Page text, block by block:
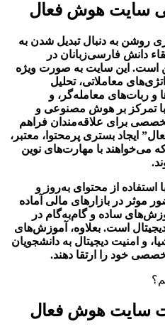
سایت هوش فعال
روشن به دنبال تبدیل شدن به
دانش فارسی‌زبانان در
است. این سایت به صورت ویژه
معاملاتی، تحلیل
و ربات‌های معامله‌گر، و
با تمرکز بر هوش مصنوعی و
برای علاقه‌مندان فراهم
ایجاد بستری پرمحتوا، معتبر،
می‌خواهند با مهارت‌های نوین
استفاده از محتوای به‌روز و
موثر در بازارهای مالی آماده
ساده و گام‌به‌گام در
دیجیتال است. بعلاوه، آموزش‌های
و امنیت دیجیتال به دانشجویان
خود را ارتقا دهند.
سایت هوش فعال